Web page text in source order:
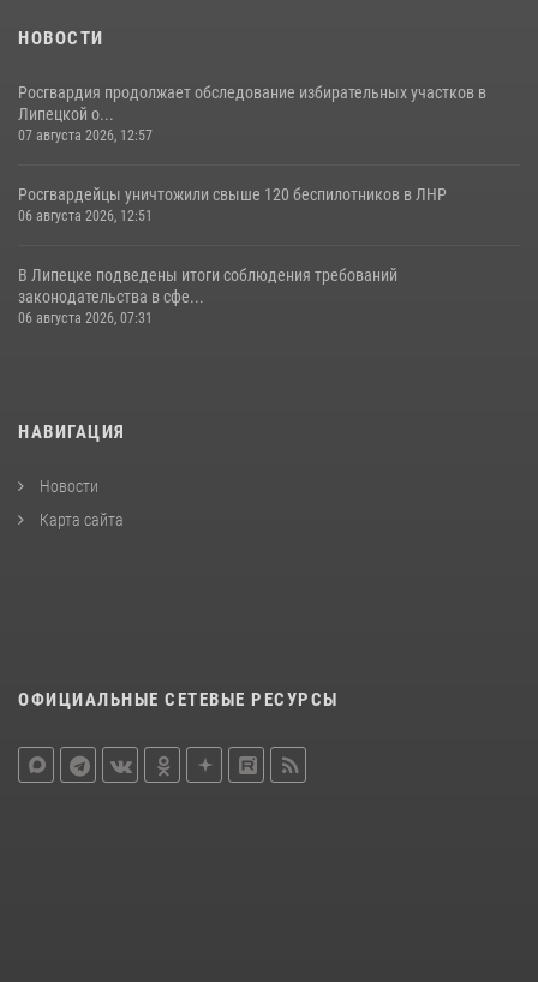
НОВОСТИ
Росгвардия продолжает обследование избирательных участков в
Липецкой о...
07 августа 2026, 12:57
Росгвардейцы уничтожили свыше 120 беспилотников в ЛНР
06 августа 2026, 12:51
В Липецке подведены итоги соблюдения требований
законодательства в сфе...
06 августа 2026, 07:31
НАВИГАЦИЯ
Новости
Карта сайта
ОФИЦИАЛЬНЫЕ СЕТЕВЫЕ РЕСУРСЫ